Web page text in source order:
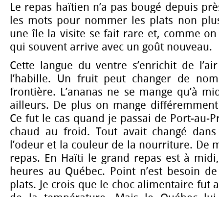
Le repas haïtien n’a pas bougé depuis
les mots pour nommer les plats non
une île la visite se fait rare et, comme on
qui souvent arrive avec un goût nouveau.
Cette langue du ventre s’enrichit de
l’habille. Un fruit peut changer de
frontière. L’ananas ne se mange qu’à
ailleurs. De plus on mange
Ce fut le cas quand je passai de Port-au-
chaud au froid. Tout avait changé
l’odeur et la couleur de la nourriture. De
repas. En Haïti le grand repas est à
heures au Québec. Point n’est besoin
plats. Je crois que le choc alimentaire fut